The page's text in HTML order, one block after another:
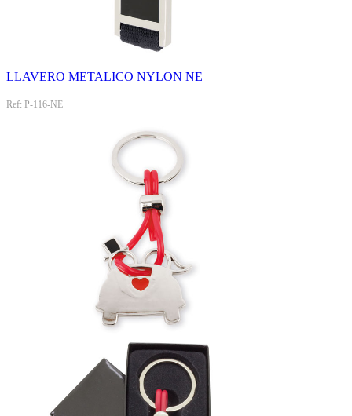
LLAVERO METALICO NYLON NE
Ref: P-116-NE